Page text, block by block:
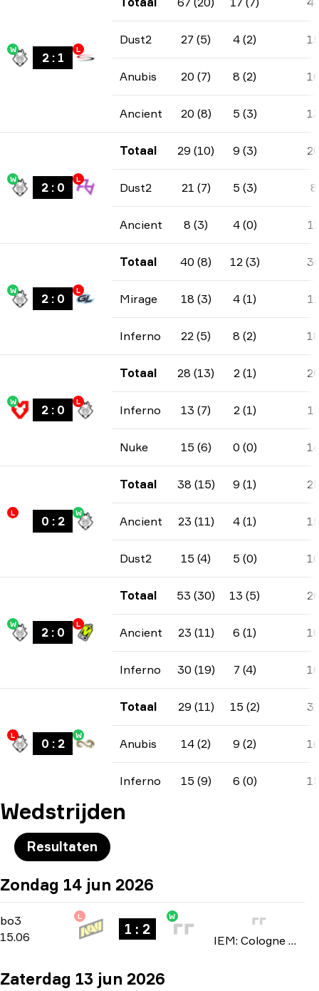
W
2: 1
L
Dust2 27 (5) 4 (2)
Anubis 20 (7) 8 (2)
Ancient 20 (8) 5 (3)
W
2: 0
L
Totaal 29 (10) 9 (3)
Dust2 21 (7) 5 (3) 8
Ancient 8 (3) 4 (0)
W
2: 0
L
Totaal 40 (8) 12 (3)
Mirage 18 (3) 4 (1)
Inferno 22 (5) 8 (2)
W
2: 0
L
Totaal 28 (13) 2 (1)
Inferno 13 (7) 2 (1)
Nuke 15 (6) 0 (0)
L
0 : 2
W
Totaal 38 (15) 9 (1)
Ancient 23 (11) 4 (1)
Dust2 15 (4) 5 (0)
W
2: 0
L
Totaal 53 (30) 13 (5)
Ancient 23 (11) 6 (1)
Inferno 30 (19) 7 (4)
L
0 : 2
W
Totaal 29 (11) 15 (2)
Anubis 14 (2) 9 (2)
Inferno 15 (9) 6 (0)
Wedstrijden
Resultaten
Zondag 14 jun 2026
bo3
bo3
15.06
L
1 : 2
W
IEM: Cologne Major 2026
Zaterdag 13 jun 2026